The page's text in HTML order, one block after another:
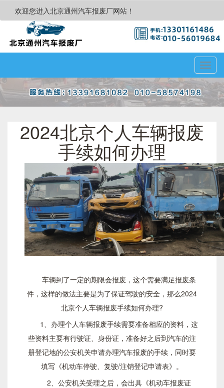
欢迎您进入北京通州汽车报废厂网站！
2024北京个人车辆报废
手续如何办理
车辆到了一定的期限会报废，这个需要满足报废条
件，这样的做法主要是为了保证驾驶的安全，那么2024
北京个人车辆报废手续如何办理?
1、办理个人车辆报废手续需要准备相应的资料，这
些资料主要有行驶证、身份证，准备好之后到汽车的注
册登记地的公安机关申请办理汽车报废的手续，同时要
填写《机动车停驶、复驶/注销登记申请表》。
2、公安机关受理之后，会出具《机动车报废证